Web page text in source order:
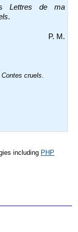
Lettres de ma
.
P. M.
Contes cruels.
including PHP